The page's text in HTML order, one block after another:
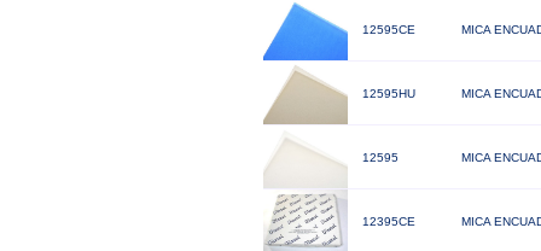
12595CE MICA
12595HU MICA
12595 MICA
12395CE MICA